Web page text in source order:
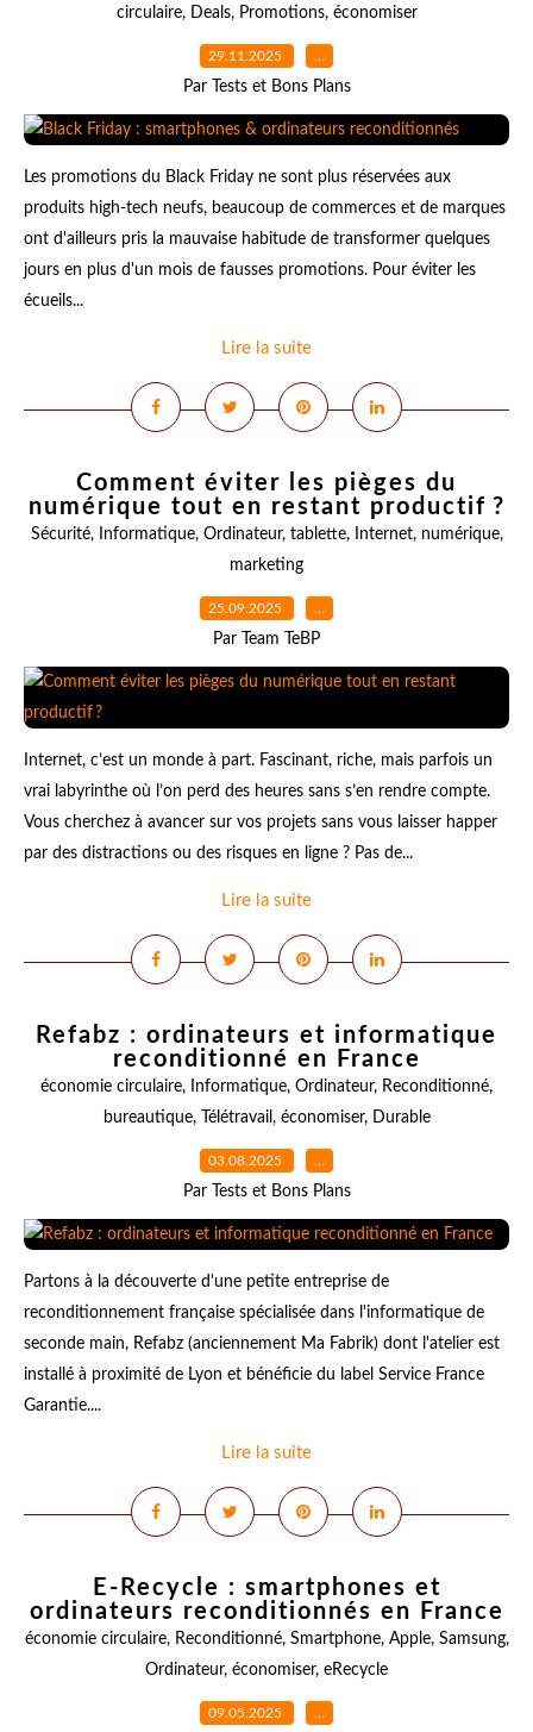
circulaire, Deals, Promotions, économiser
29.11.2025 …
Par Tests et Bons Plans
Les promotions du Black Friday ne sont plus réservées aux
produits high-tech neufs, beaucoup de commerces et de marques
ont d'ailleurs pris la mauvaise habitude de transformer quelques
jours en plus d'un mois de fausses promotions. Pour éviter les
écueils...
Lire la suite
Comment éviter les pièges du
numérique tout en restant productif ?
Sécurité, Informatique, Ordinateur, tablette, Internet, numérique,
marketing
25.09.2025 …
Par Team TeBP
Internet, c’est un monde à part. Fascinant, riche, mais parfois un
vrai labyrinthe où l’on perd des heures sans s’en rendre compte.
Vous cherchez à avancer sur vos projets sans vous laisser happer
par des distractions ou des risques en ligne ? Pas de...
Lire la suite
Refabz : ordinateurs et informatique
reconditionné en France
économie circulaire, Informatique, Ordinateur, Reconditionné,
bureautique, Télétravail , économiser, Durable
03.08.2025 …
Par Tests et Bons Plans
Partons à la découverte d'une petite entreprise de
reconditionnement française spécialisée dans l'informatique de
seconde main, Refabz (anciennement Ma Fabrik) dont l'atelier est
installé à proximité de Lyon et bénéficie du label Service France
Garantie....
Lire la suite
E-Recycle : smartphones et
ordinateurs reconditionnés en France
économie circulaire, Reconditionné, Smartphone, Apple, Samsung,
Ordinateur, économiser, eRecycle
09.05.2025 …